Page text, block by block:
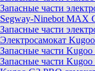
Запасные части
Segway-Ninebot MAX
Запасные части
Электросамокат
Запасные части Kugoo
Запасные части Kugoo